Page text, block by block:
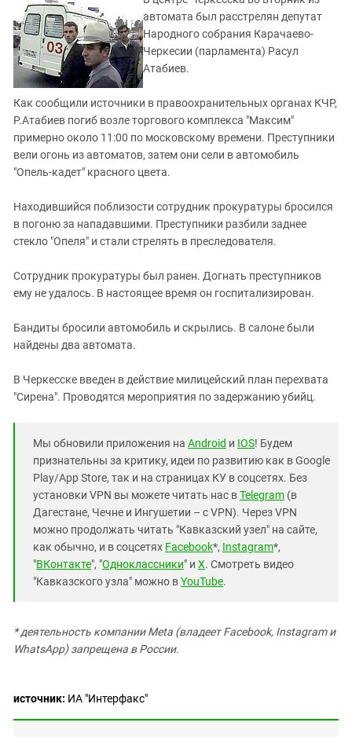
ЗАСТАВЛЯЕТ
КАВКАЗ ЗА ПАЛЕСТИНУ
ИНАКОМЫСЛИЕ В ЧЕЧНЕ
ПРЕСЛЕДОВАНИЕ АКТИВИСТОВ
Дагестан
Ингушетия
Кабардино-Балкария
Калмыкия
Карачаево-Черкесия
Краснодарский край
Нагорный Карабах
Ростовская область
Северная Осетия - Алания
Ставропольский край
Южная Осетия
Южный Кавказ
ЮФО
автомата был расстрелян депутат
Народного собрания Карачаево-
Черкесии (парламента) Расул
Атабиев.
Как сообщили источники в правоохранительных органах КЧР,
Р.Атабиев погиб возле торгового комплекса "Максим"
примерно около 11:00 по московскому времени. Преступники
вели огонь из автоматов, затем они сели в автомобиль
"Опель-кадет" красного цвета.
Находившийся поблизости сотрудник прокуратуры бросился
в погоню за нападавшими. Преступники разбили заднее
стекло "Опеля" и стали стрелять в преследователя.
Сотрудник прокуратуры был ранен. Догнать преступников
ему не удалось. В настоящее время он госпитализирован.
Бандиты бросили автомобиль и скрылись. В салоне были
найдены два автомата.
В Черкесске введен в действие милицейский план перехвата
"Сирена". Проводятся мероприятия по задержанию убийц.
Мы обновили приложения на Android и IOS! Будем
признательны за критику, идеи по развитию как в Google
Play/App Store, так и на страницах КУ в соцсетях. Без
установки VPN вы можете читать нас вTelegram (в
Дагестане, Чечне и Ингушетии – с VPN). Через VPN
можно продолжать читать "Кавказский узел" на сайте,
как обычно, и в соцсетях Facebook*, Instagram*,
"ВКонтакте", "Одноклассники" и X. Смотреть видео
"Кавказского узла" можно вYouTube.
* деятельность компании Meta (владеет Facebook, Instagram и
WhatsApp) запрещена в России.
источник: ИА "Интерфакс"